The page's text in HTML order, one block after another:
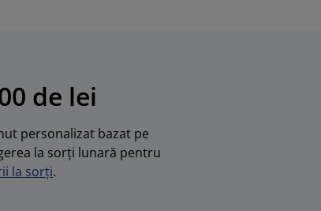
de lei
personalizat bazat pe
la sorți lunară pentru
la sorți.